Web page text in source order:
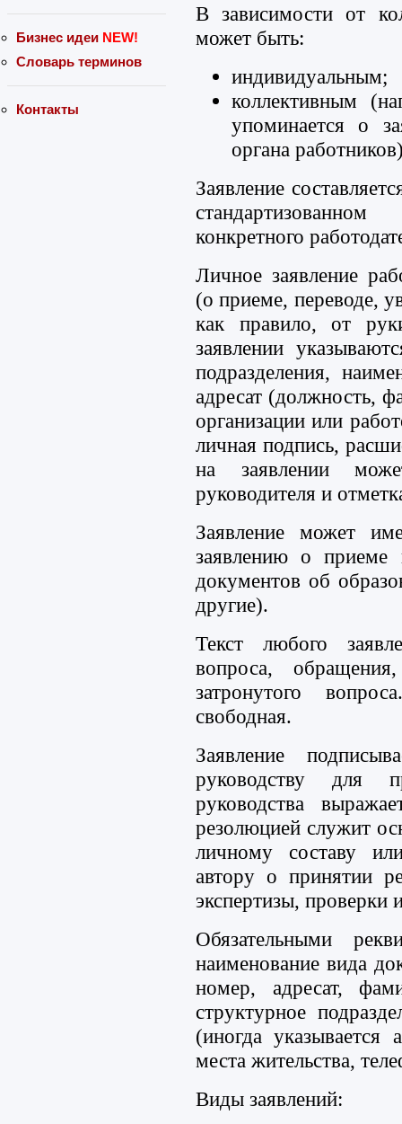
Бизнес идеи NEW!
Словарь терминов
Контакты
В зависимости от
может быть:
индивидуальным;
коллективным
упоминается о
органа
Заявление
конкретного
Личное заявление
(о приеме, переводе,
как правило, от
заявлении
подразделения,
адресат (должность,
организации или
личная подпись,
на заявлении
руководителя и
Заявление может
заявлению о приеме
документов об
другие).
Текст любого
вопроса,
затронутого
свободная.
Заявление
руководству для
руководства
резолюцией служит
личному составу
автору о принятии
экспертизы, проверки
Обязательными
наименование вида
номер, адресат,
структурное
(иногда указывается
места жительства,
Виды заявлений: